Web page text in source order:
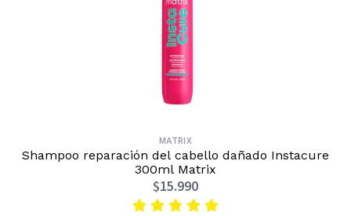
MATRIX
Shampoo reparación del cabello dañado Instacure
300ml Matrix
$15.990